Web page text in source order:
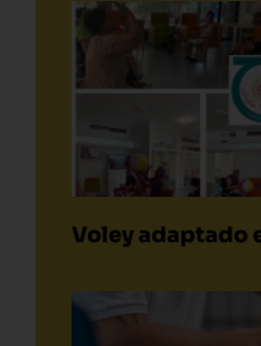
Voley adaptado